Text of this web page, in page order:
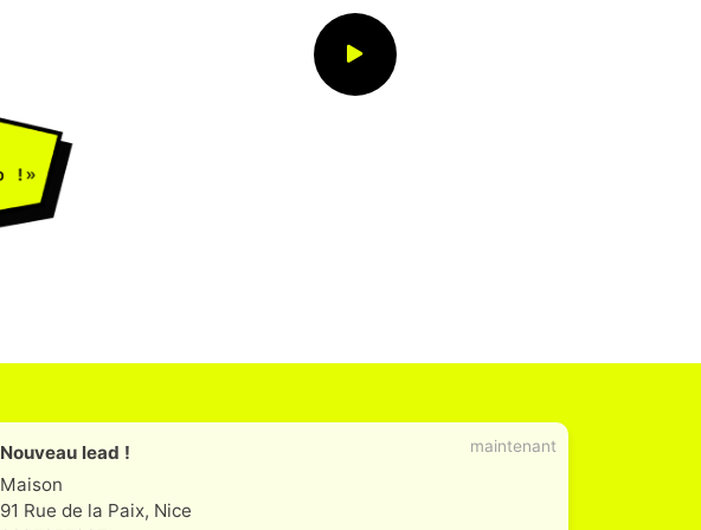
maintenant
Nouveau lead !
Maison
91 Rue de la Paix, Nice